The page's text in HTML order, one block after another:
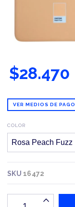
$28.470
VER MEDIOS DE PAGO
COLOR
SKU16472